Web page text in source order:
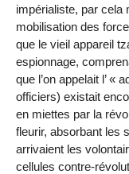
impérialiste, par cela
mobilisation des
que le vieil appareil
espionnage,
que l’on appelait l’ «
officiers) existait
en miettes par la
fleurir, absorbant les
arrivaient les
cellules contre-